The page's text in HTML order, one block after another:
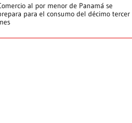
al por menor de Panamá se
para el consumo del décimo tercer